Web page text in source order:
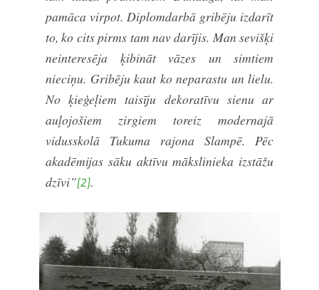
pamāca virpot. Diplomdarbā gribēju izdarīt
to, ko cits pirms tam nav darījis. Man sevišķi
neinteresēja ķibināt vāzes un simtiem
nieciņu. Gribēju kaut ko neparastu un lielu.
No ķieģeļiem taisīju dekoratīvu sienu ar
auļojošiem zirgiem toreiz modernajā
vidusskolā Tukuma rajona Slampē. Pēc
akadēmijas sāku aktīvu mākslinieka izstāžu
dzīvi”[2].